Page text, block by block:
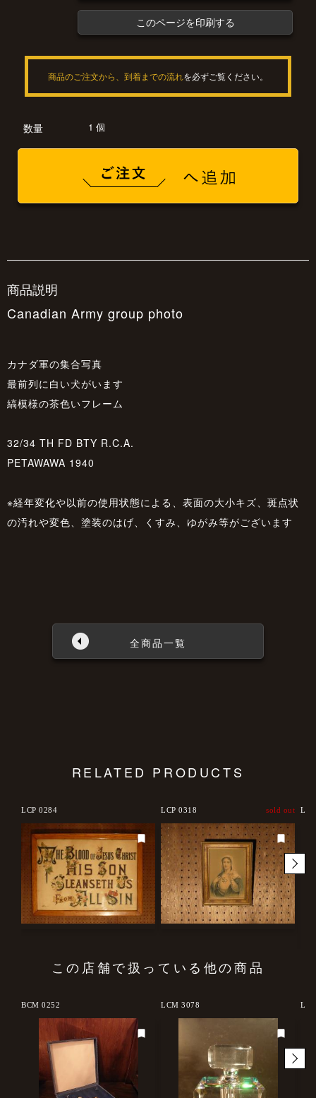
このページを印刷する
商品のご注文から、到着までの流れを必ずご覧ください。
数量 1 個
商品説明
Canadian Army group photo
カナダ軍の集合写真
最前列に白い犬がいます
縞模様の茶色いフレーム
32/34 TH FD BTY R.C.A.
PETAWAWA 1940
※経年変化や以前の使用状態による、表面の大小キズ、斑点状
の汚れや変色、塗装のはげ、くすみ、ゆがみ等がございます
全商品一覧
RELATED PRODUCTS
LCP 0284 LCP 0318 sold out
この店舗で扱っている他の商品
BCM 0252 LCM 3078